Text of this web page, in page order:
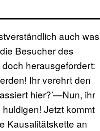
auch was
Besucher des
herausgefordert:
Ihr verehrt den
hier?’—Nun, ihr
Jetzt kommt
Kausalitätskette an